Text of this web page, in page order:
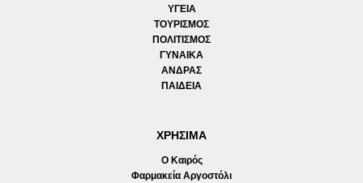
ΥΓΕΙΑ
ΤΟΥΡΙΣΜΟΣ
ΠΟΛΙΤΙΣΜΟΣ
ΓΥΝΑΙΚΑ
ΑΝΔΡΑΣ
ΠΑΙΔΕΙΑ
ΧΡΗΣΙΜΑ
Ο Καιρός
Φαρμακεία Αργοστόλι